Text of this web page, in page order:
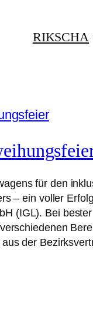
RIKSCHA
für den
– ein voller
(IGL). Bei
der